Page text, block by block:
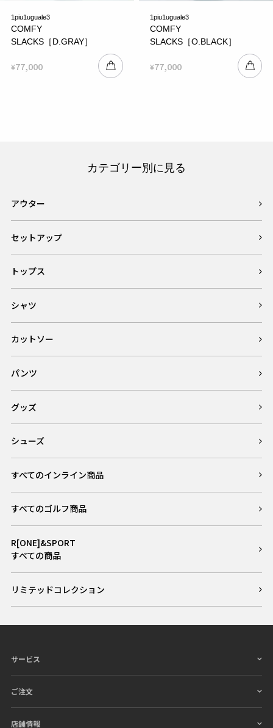
1piu1uguale3
COMFY
SLACKS［D.GRAY］
¥77,000
1piu1uguale3
COMFY
SLACKS［O.BLACK］
¥77,000
カテゴリー別に見る
アウター
セットアップ
トップス
シャツ
カットソー
パンツ
グッズ
シューズ
すべてのインライン商品
すべてのゴルフ商品
R[ONE]&SPORT
すべての商品
リミテッドコレクション
サービス
ご注文
店舗情報